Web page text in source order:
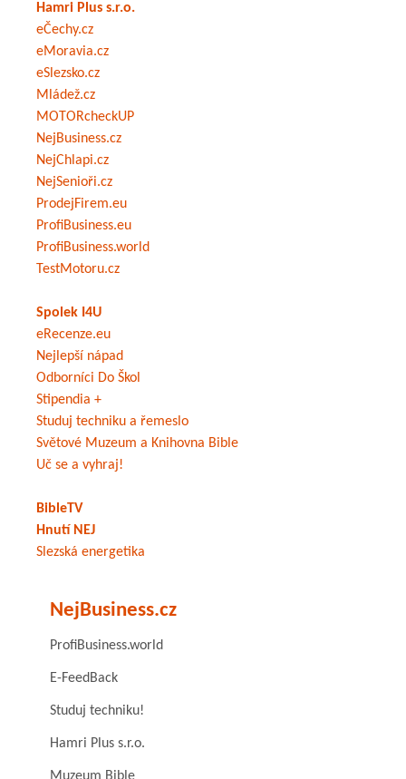
Hamri Plus s.r.o.
eČechy.cz
eMoravia.cz
eSlezsko.cz
Mládež.cz
MOTORcheckUP
NejBusiness.cz
NejChlapi.cz
NejSenioři.cz
ProdejFirem.eu
ProfiBusiness.eu
ProfiBusiness.world
TestMotoru.cz
Spolek I4U
eRecenze.eu
Nejlepší nápad
Odborníci Do Škol
Stipendia +
Studuj techniku a řemeslo
Světové Muzeum a Knihovna Bible
Uč se a vyhraj!
BibleTV
Hnutí NEJ
Slezská energetika
NejBusiness.cz
ProfiBusiness.world
E-FeedBack
Studuj techniku!
Hamri Plus s.r.o.